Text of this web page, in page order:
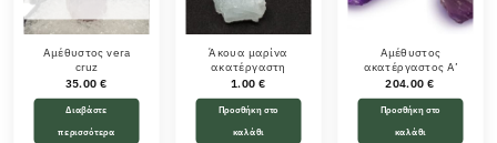
Αμέθυστος vera
cruz
35.00€
Διαβάστε
περισσότερα
Άκουα μαρίνα
ακατέργαστη
1.00 €
Προσθήκη στο
καλάθι
Αμέθυστος
ακατέργαστος A’
204.00€
Προσθήκη στο
καλάθι